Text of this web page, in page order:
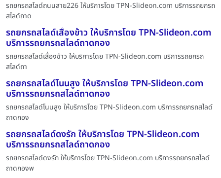
รถยกรถสไลด์ถนนสาย226 ให้บริการโดย TPN-Slideon.com บริการรถยกรถ
สไลด์ถาด
รถยกรถสไลด์เสื่องข้าว ให้บริการโดย TPN-Slideon.com
บริการรถยกรถสไลด์ถาดกอง
รถยกรถสไลด์เสื่องข้าว ให้บริการโดย TPN-Slideon.com บริการรถยกรถ
สไลด์ถา
รถยกรถสไลด์โนนสูง ให้บริการโดย TPN-Slideon.com
บริการรถยกรถสไลด์ถาดกอง
รถยกรถสไลด์โนนสูง ให้บริการโดย TPN-Slideon.com บริการรถยกรถสไลด์
ถาดกอง
รถยกรถสไลด์ดงรัก ให้บริการโดย TPN-Slideon.com
บริการรถยกรถสไลด์ถาดกอง
รถยกรถสไลด์ดงรัก ให้บริการโดย TPN-Slideon.com บริการรถยกรถสไลด์
ถาดกองพ